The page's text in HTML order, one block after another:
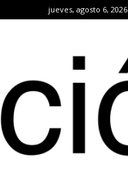
jueves, agosto 6, 2026